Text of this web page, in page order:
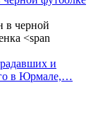
и
в Юрмале,…